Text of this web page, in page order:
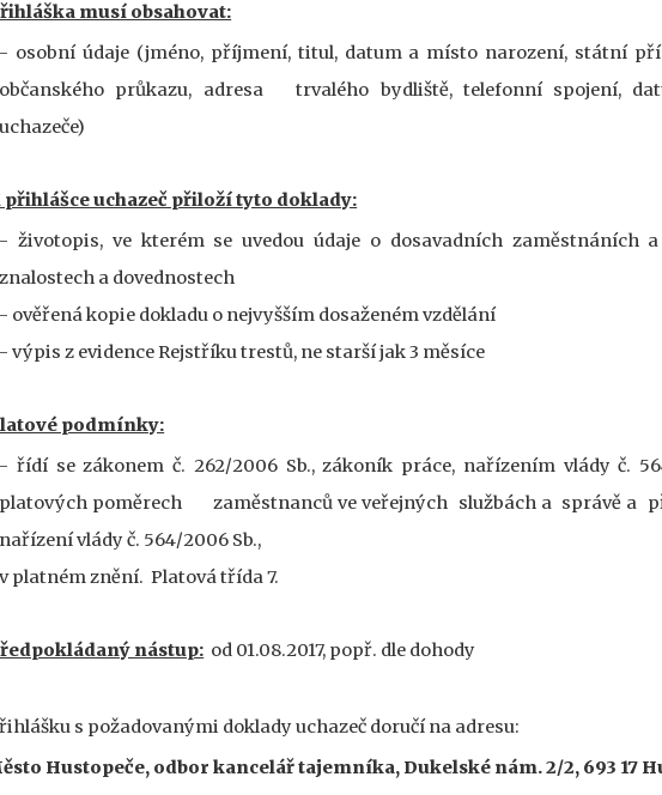
musí obsahovat:
- osobní údaje (jméno, příjmení, titul, datum a místo narození, státní
občanského průkazu, adresa trvalého bydliště, telefonní spojení,
uchazeče)
přihlášce uchazeč přiloží tyto doklady:
- životopis, ve kterém se uvedou údaje o dosavadních zaměstnáních
znalostech a dovednostech
- ověřená kopie dokladu o nejvyšším dosaženém vzdělání
- výpis z evidence Rejstříku trestů, ne starší jak 3 měsíce
podmínky:
- řídí se zákonem č. 262/2006 Sb., zákoník práce, nařízením vlády č.
platových poměrech
zaměstnanců ve veřejných službách a správě a
nařízení vlády č. 564/2006 Sb.,
v platném znění. Platová třída 7.
nástup: od 01.08.2017, popř. dle dohody
s požadovanými doklady uchazeč doručí na adresu:
Hustopeče, odbor kancelář tajemníka, Dukelské nám. 2/2, 693 17